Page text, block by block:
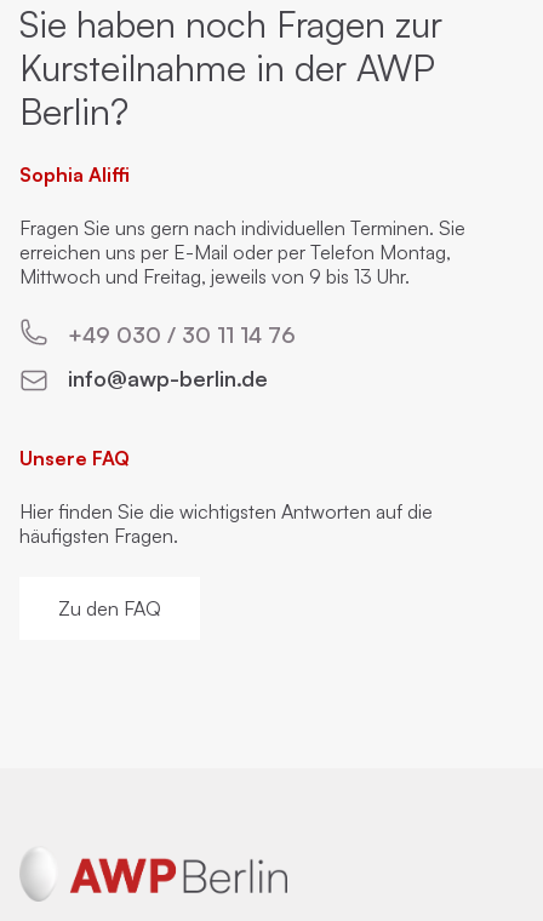
Sie haben noch Fragen zur
Kursteilnahme in der AWP
Berlin?
Sophia Aliffi
Fragen Sie uns gern nach individuellen Terminen. Sie
erreichen uns per E-Mail oder per Telefon Montag,
Mittwoch und Freitag, jeweils von 9 bis 13 Uhr.
+49 030 / 30 11 14 76
info@awp-berlin.de
Unsere FAQ
Hier finden Sie die wichtigsten Antworten auf die
häufigsten Fragen.
Zu den FAQ